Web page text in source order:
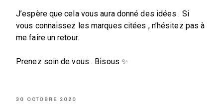
J’espère que cela vous aura donné des idées . Si
vous connaissez les marques citées , n’hésitez pas à
me faire un retour.
Prenez soin de vous . Bisous ✨
PUBLIÉ
30 OCTOBRE 2020